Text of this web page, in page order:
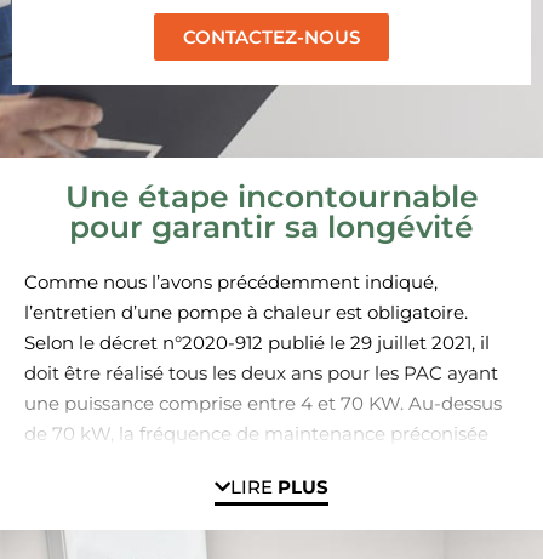
CONTACTEZ-NOUS
Une étape incontournable
pour garantir sa longévité
Comme nous l’avons précédemment indiqué,
l’entretien d’une pompe à chaleur est obligatoire.
Selon le décret n°2020-912 publié le 29 juillet 2021, il
doit être réalisé tous les deux ans pour les PAC ayant
une puissance comprise entre 4 et 70 KW. Au-dessus
de 70 kW, la fréquence de maintenance préconisée
Sachez aussi que cette opération obligatoire doit être
assurée par un chauffagiste détenteur de l’attestation
LIRE PLUS